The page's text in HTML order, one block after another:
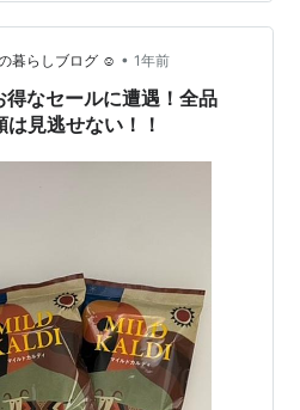
スピーディー 食べるのがスム
いたい時に使える」ストック
暮らしブログ ☺︎ • 1年前
なセールに遭遇！全品
見逃せない！！